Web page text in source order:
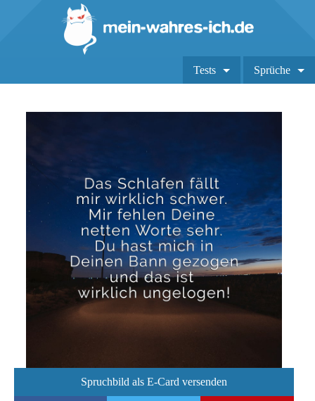
Tests Sprüche
Spruchbild als E-Card versenden